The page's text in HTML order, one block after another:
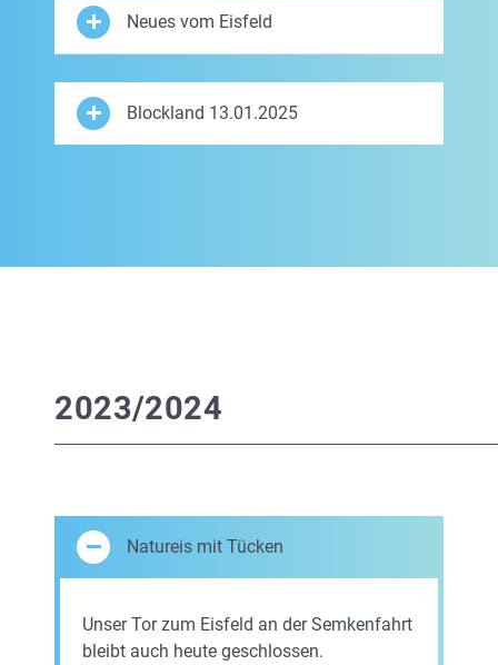
Neues vom Eisfeld
Blockland 13.01.2025
2023/2024
Natureis mit Tücken
Unser Tor zum Eisfeld an der Semkenfahrt
bleibt auch heute geschlossen.